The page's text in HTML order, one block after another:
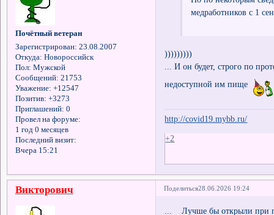
Почётный ветеран
Зарегистрирован: 23.08.2007
Откуда: Новороссийск
Пол: Мужской
Сообщений: 21753
Уважение: +12547
Позитив: +3273
Приглашений: 0
Провел на форуме:
1 год 0 месяцев
Последний визит:
Вчера 15:21
медработников с 1
)))))))))
... И он будет, строго по
недоступной им пище
http://covid19.mybb.ru/
+2
Поделиться28.06.2026 19:24
Викторович
... Лучше бы открыли при